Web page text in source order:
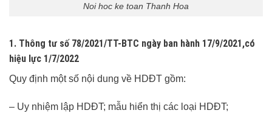
Noi hoc ke toan Thanh Hoa
1 . Thông tư số 78/2021/TT-BTC ngày ban hành 17/9/2021 ,có
hiệu lực 1/7/2022
Quy định một số nội dung về HDĐT gồm:
– Uy nhiệm lập HDĐT; mẫu hiển thị các loại HDĐT;